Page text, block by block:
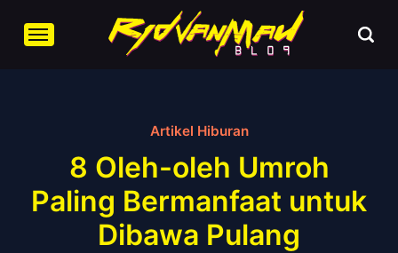
Artikel Hiburan
8 Oleh-oleh Umroh
Paling Bermanfaat untuk
Dibawa Pulang